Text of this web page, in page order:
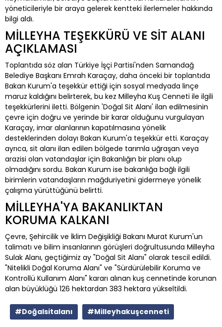
yöneticileriyle bir araya gelerek kentteki ilerlemeler hakkında
bilgi aldı.
MİLLEYHA TEŞEKKÜRÜ VE SİT ALANI
AÇIKLAMASI
Toplantıda söz alan Türkiye İşçi Partisi'nden Samandağ
Belediye Başkanı Emrah Karaçay, daha önceki bir toplantıda
Bakan Kurum'a teşekkür ettiği için sosyal medyada linçe
maruz kaldığını belirterek, bu kez Milleyha Kuş Cenneti ile ilgili
teşekkürlerini iletti. Bölgenin 'Doğal Sit Alanı' ilan edilmesinin
çevre için doğru ve yerinde bir karar olduğunu vurgulayan
Karaçay, imar alanlarının kapatılmasına yönelik
desteklerinden dolayı Bakan Kurum'a teşekkür etti. Karaçay
ayrıca, sit alanı ilan edilen bölgede tarımla uğraşan veya
arazisi olan vatandaşlar için Bakanlığın bir planı olup
olmadığını sordu. Bakan Kurum ise bakanlığa bağlı ilgili
birimlerin vatandaşların mağduriyetini gidermeye yönelik
çalışma yürüttüğünü belirtti.
MİLLEYHA'YA BAKANLIKTAN
KORUMA KALKANI
Çevre, Şehircilik ve İklim Değişikliği Bakanı Murat Kurum'un
talimatı ve bilim insanlarının görüşleri doğrultusunda Milleyha
Sulak Alanı, geçtiğimiz ay "Doğal Sit Alanı" olarak tescil edildi.
"Nitelikli Doğal Koruma Alanı" ve "Sürdürülebilir Koruma ve
Kontrollü Kullanım Alanı" kararı alınan kuş cennetinde korunan
alan büyüklüğü 126 hektardan 383 hektara yükseltildi.
#Doğalsitalanı #Milleyhakuşcenneti